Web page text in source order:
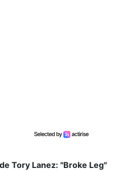
Tory Lanez: "Broke Leg"